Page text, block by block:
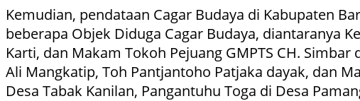
Kemudian, pendataan Cagar Budaya di Kabupaten
beberapa Objek Diduga Cagar Budaya, diantaranya
Karti, dan Makam Tokoh Pejuang GMPTS CH.
Ali Mangkatip, Toh Pantjantoho Patjaka dayak, dan
Desa Tabak Kanilan, Pangantuhu Toga di Desa